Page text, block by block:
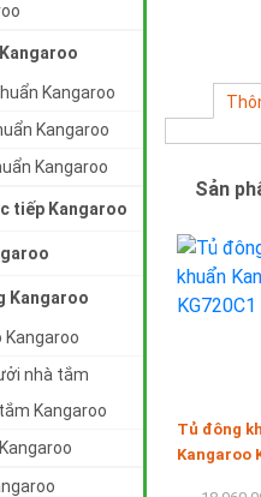
Kangaroo
Kangaroo
Kangaroo
tiếp Kangaroo
Kangaroo
Kangaroo
nhà tắm
Kangaroo
Sản
Tủ đông
Kangaroo